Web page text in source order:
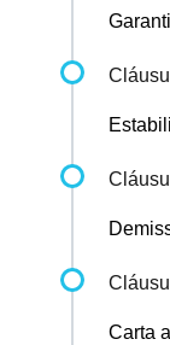
Carta